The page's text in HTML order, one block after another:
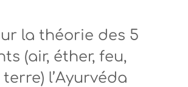
la théorie des 5
(air, éther, feu,
l’Ayurvéda